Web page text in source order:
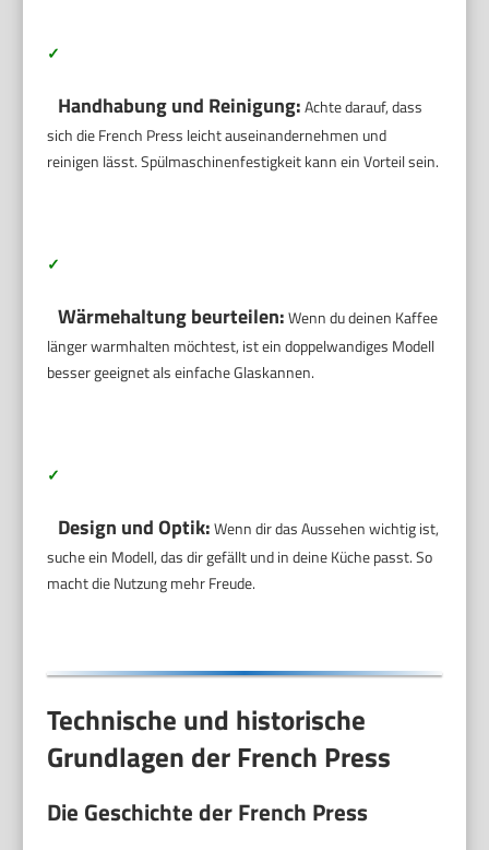
✓
Handhabung und Reinigung:Achte darauf, dass
sich die French Press leicht auseinandernehmen und
reinigen lässt. Spülmaschinenfestigkeit kann ein Vorteil sein.
✓
Wärmehaltung beurteilen:Wenn du deinen Kaffee
länger warmhalten möchtest, ist ein doppelwandiges Modell
besser geeignet als einfache Glaskannen.
✓
Design und Optik:Wenn dir das Aussehen wichtig ist,
suche ein Modell, das dir gefällt und in deine Küche passt. So
macht die Nutzung mehr Freude.
Technische und historische
Grundlagen der French Press
Die Geschichte der French Press